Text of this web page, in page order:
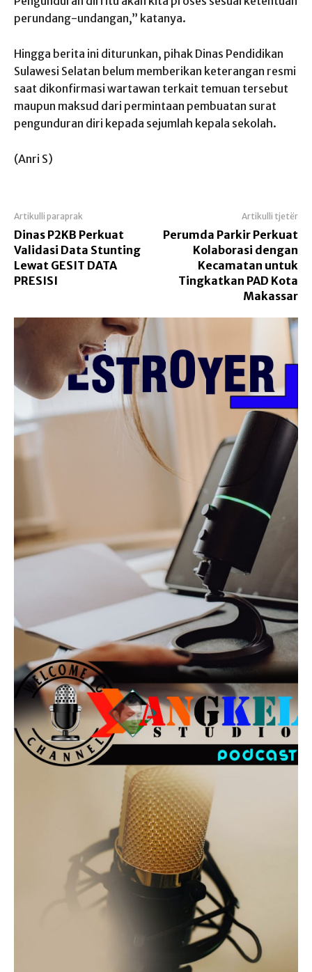
perundang-undangan,” katanya.
Hingga berita ini diturunkan, pihak Dinas Pendidikan
Sulawesi Selatan belum memberikan keterangan resmi
saat dikonfirmasi wartawan terkait temuan tersebut
maupun maksud dari permintaan pembuatan surat
pengunduran diri kepada sejumlah kepala sekolah.
(Anri S)
Artikulli paraprak
Dinas P2KB Perkuat
Validasi Data Stunting
Lewat GESIT DATA
PRESISI
Artikulli tjetër
Perumda Parkir Perkuat
Kolaborasi dengan
Kecamatan untuk
Tingkatkan PAD Kota
Makassar